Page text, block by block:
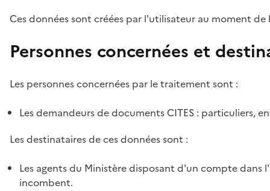
Ces données sont créées par l'utilisateur au moment
Personnes concernées et
Les personnes concernées par le traitement sont :
Les demandeurs de documents CITES : particuliers,
Les destinataires de ces données sont :
Les agents du Ministère disposant d'un compte
incombent.